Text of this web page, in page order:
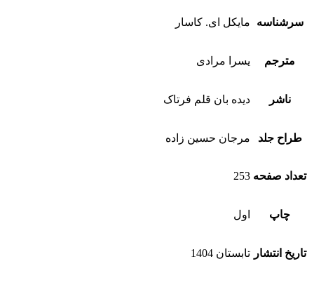
سرشناسه مایکل ای. کاسار
مترجم یسرا مرادی
ناشر دیده بان قلم فرتاک
طراح جلد مرجان حسین زاده
تعداد صفحه 253
چاپ اول
تاریخ انتشار تابستان 1404